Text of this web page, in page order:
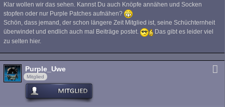
Klar wollen wir das sehen. Kannst Du auch Knöpfe annähen und Socken
stopfen oder nur Purple Patches aufnähen?
Schön, dass jemand, der schon längere Zeit Mitglied ist, seine Schüchternheit
überwindet und endlich auch mal Beiträge postet.
Das gibt es leider viel
zu selten hier.
Purple_Uwe
Mitglied